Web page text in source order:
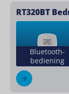
RT320BT
Bluetooth-
bediening